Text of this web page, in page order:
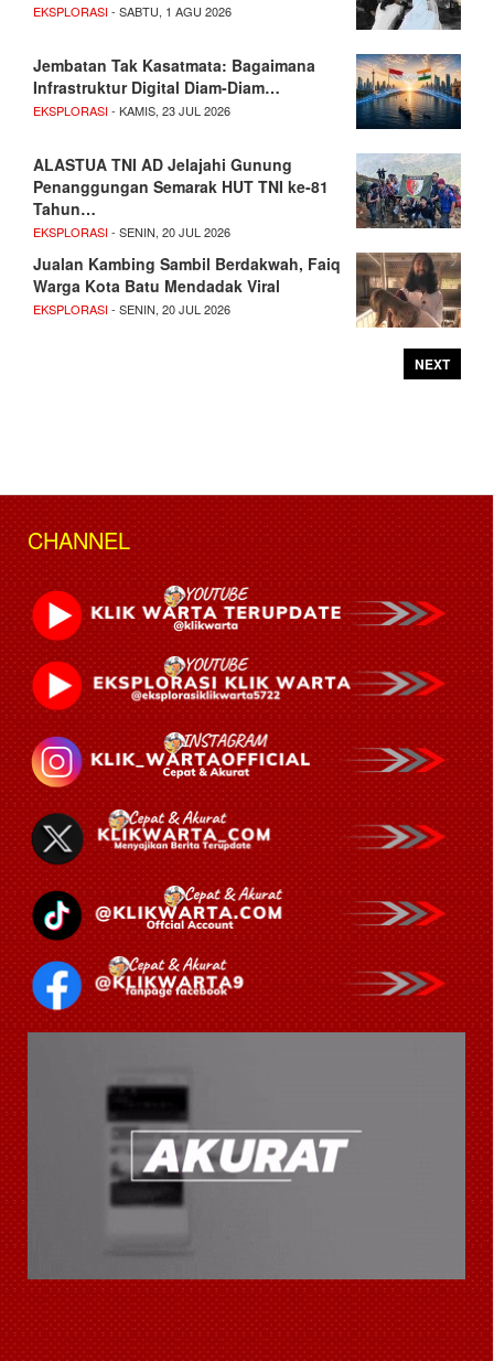
EKSPLORASI- SABTU, 1 AGU 2026
Jembatan Tak Kasatmata: Bagaimana
Infrastruktur Digital Diam-Diam…
EKSPLORASI- KAMIS, 23 JUL 2026
ALASTUA TNI AD Jelajahi Gunung
Penanggungan Semarak HUT TNI ke-81
Tahun…
EKSPLORASI- SENIN, 20 JUL 2026
Jualan Kambing Sambil Berdakwah, Faiq
Warga Kota Batu Mendadak Viral
EKSPLORASI- SENIN, 20 JUL 2026
NEXT
CHANNEL